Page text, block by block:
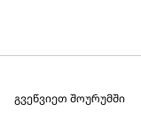
ᲒᲕᲔᲬᲕᲘᲔᲗ ᲨᲝᲣᲠᲣᲛᲨᲘ